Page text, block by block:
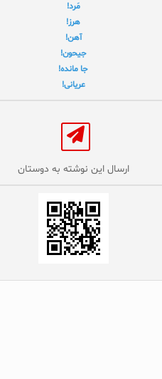
مَرد!
هرز!
آهن!
جیحون!
جا مانده!
عریانی!
ارسال این نوشته به دوستان‌